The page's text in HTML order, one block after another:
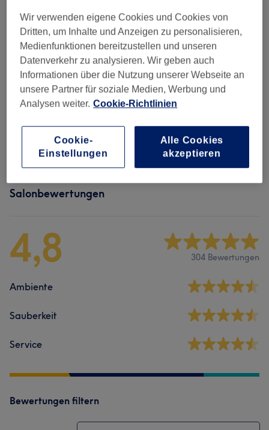
Maniküre
15 Min. - 35 Min.Details anzeigen
ab 15 €
Alle Services
Nagelmodellage ( ab 28 €
Salonbewertungen
4,8 304 Bewertungen
Ambiente
Sauberkeit
Service
Bewertungen filtern
Wir verwenden eigene Cookies und Cookies von
Dritten, um Inhalte und Anzeigen zu personalisieren,
Medienfunktionen bereitzustellen und unseren
Datenverkehr zu analysieren. Wir geben auch
Informationen über die Nutzung unserer Webseite an
unsere Partner für soziale Medien, Werbung und
Analysen weiter. Cookie-Richtlinien
Cookie-
Einstellungen
Alle Cookies
akzeptieren